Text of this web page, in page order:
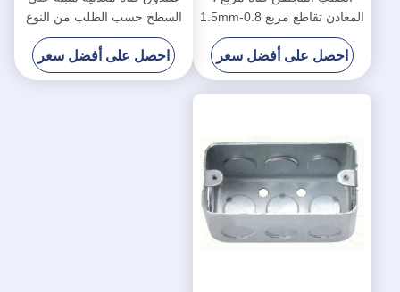
المعادن تقاطع مربع 0.8-1.5mm
سمك
احصل على أفضل سعر
السطح حسب الطلب من النوع
المسحوب
احصل على أفضل سعر